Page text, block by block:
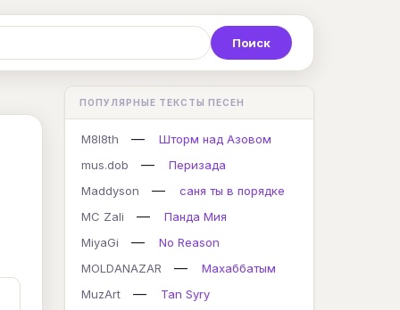
С Т У Ф Х Ц
L M N O P Q
ПОПУЛЯРНЫЕ ТЕКСТЫ ПЕСЕН
M8l8th —
Шторм над Азовом
mus.dob
—
Перизада
Maddyson
—
саня ты в порядке
MC Zali
—
Панда Мия
MiyaGi
—
No Reason
MOLDANAZAR
—
Махаббатым
MuzArt
—
Tan Syry